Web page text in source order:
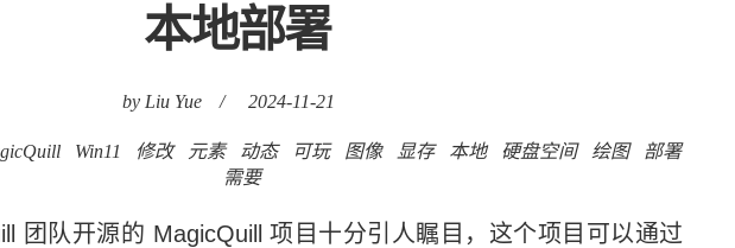
本地部署
by Liu Yue / 2024-11-21
Win11 修改 元素 动态 可玩 图像 显存 本地 硬盘空间 绘图
部署
需要
团队开源的 MagicQuill 项目十分引人瞩目，这个项目可以通过